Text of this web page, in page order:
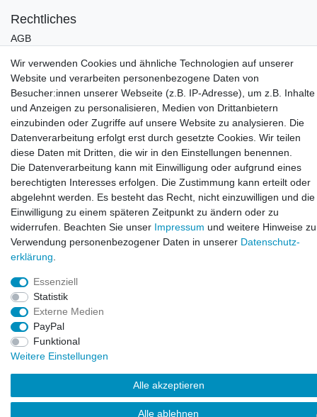
Rechtliches
AGB
Impressum
Datenschutzerklärung
Service
Kontakt
Datenschutzerklärung
FAQ / Ratgeber
Kinderquad
E-Bikes / Pedelecs
Dirt Bike & Pocketbike
Quad & ATV
Kinderbuggy | Gokart
Wir verwenden Cookies und ähnliche Technologien auf unserer
Website und verarbeiten personenbezogene Daten von
Besucher:innen unserer Webseite (z.B. IP-Adresse), um z.B. Inhalte
und Anzeigen zu personalisieren, Medien von Drittanbietern
einzubinden oder Zugriffe auf unsere Website zu analysieren. Die
Datenverarbeitung erfolgt erst durch gesetzte Cookies. Wir teilen
diese Daten mit Dritten, die wir in den Einstellungen benennen.
Die Datenverarbeitung kann mit Einwilligung oder aufgrund eines
berechtigten Interesses erfolgen. Die Zustimmung kann erteilt oder
abgelehnt werden. Es besteht das Recht, nicht einzuwilligen und die
Einwilligung zu einem späteren Zeitpunkt zu ändern oder zu
widerrufen. Beachten Sie unser Impressum und weitere Hinweise
Verwendung personenbezogener Daten in unserer Daten­schutz­
erklärung
Essenziell
Statistik
Externe Medien
PayPal
Funktional
Weitere Einstellungen
Alle akzeptieren
Alle ablehnen